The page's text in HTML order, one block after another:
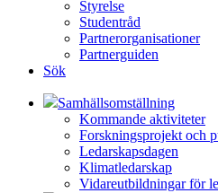
Styrelse
Studentråd
Partnerorganisationer
Partnerguiden
Sök
Samhällsomställning
Kommande aktiviteter
Forskningsprojekt och
Ledarskapsdagen
Klimatledarskap
Vidareutbildningar för